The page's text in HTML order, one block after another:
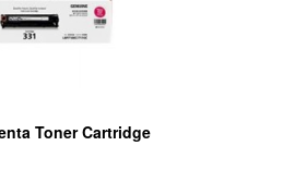
Toner Cartridge